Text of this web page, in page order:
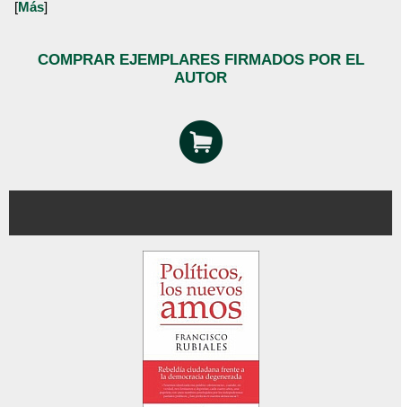
[Más]
COMPRAR EJEMPLARES FIRMADOS POR EL
AUTOR